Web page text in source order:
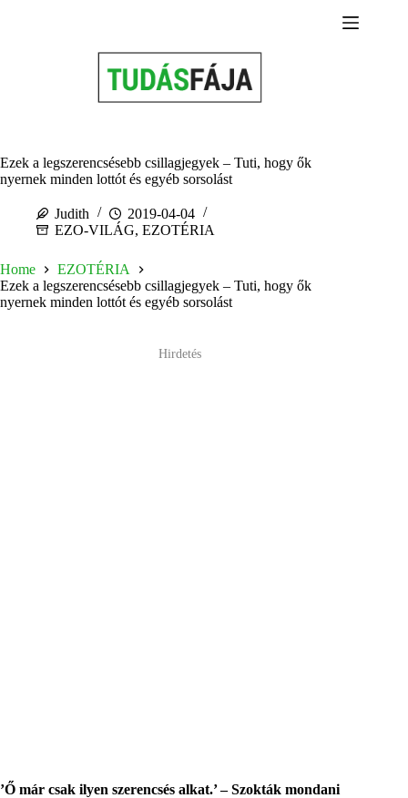
Ezek a legszerencsésebb csillagjegyek – Tuti, hogy ők
nyernek minden lottót és egyéb sorsolást
Judith
2019-04-04
EZO-VILÁG, EZOTÉRIA
Home
EZOTÉRIA
Ezek a legszerencsésebb csillagjegyek – Tuti, hogy ők
nyernek minden lottót és egyéb sorsolást
Hirdetés
’Ő már csak ilyen szerencsés alkat.’ – Szokták mondani